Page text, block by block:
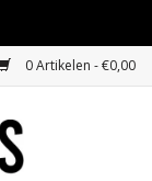
0 Artikelen - €0,00